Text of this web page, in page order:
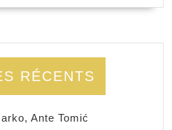
RÉCENTS
Ante Tomić